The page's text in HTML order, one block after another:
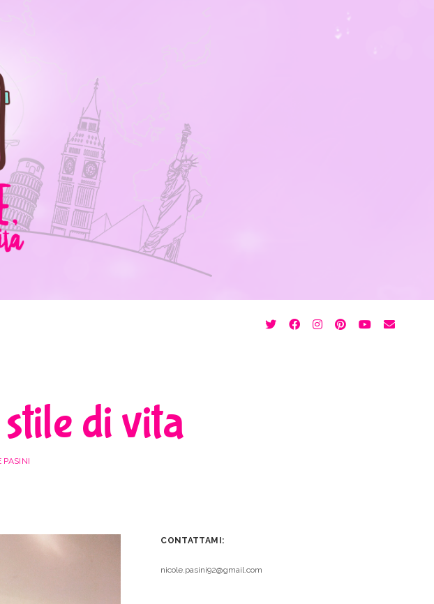
twitterfacebookinstagram
pinterest
youtube
email
di vita
PASINI
CONTATTAMI:
nicole.pasini92@gmail.com